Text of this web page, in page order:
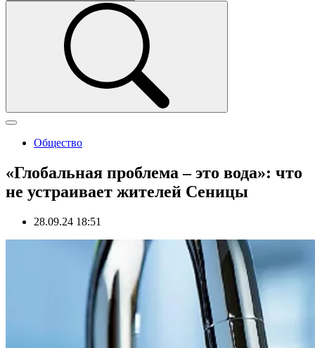
Общество
«Глобальная проблема – это вода»: что
не устраивает жителей Сеницы
28.09.24 18:51